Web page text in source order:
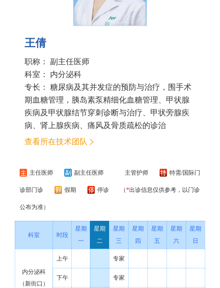
王倩
职称： 副主任医师
科室： 内分泌科
专长： 糖尿病及其并发症的预防与治疗，围手术
期血糖管理，胰岛素泵精细化血糖管理、甲状腺
疾病及甲状腺结节穿刺诊断与治疗、甲状旁腺疾
病、肾上腺疾病、痛风及骨质疏松的诊治
查看所在技术团队
主任医师 副主任医师 主管护师 特需/国际门
诊部门诊 假期 停诊 （*出诊信息仅供参考，以门诊
公布为准）
科室 时段
星期
一
星期
二
星期
三
星期
四
星期
五
星期
六
星期
日
内分泌科
（新街口）
上午 专家
下午 专家